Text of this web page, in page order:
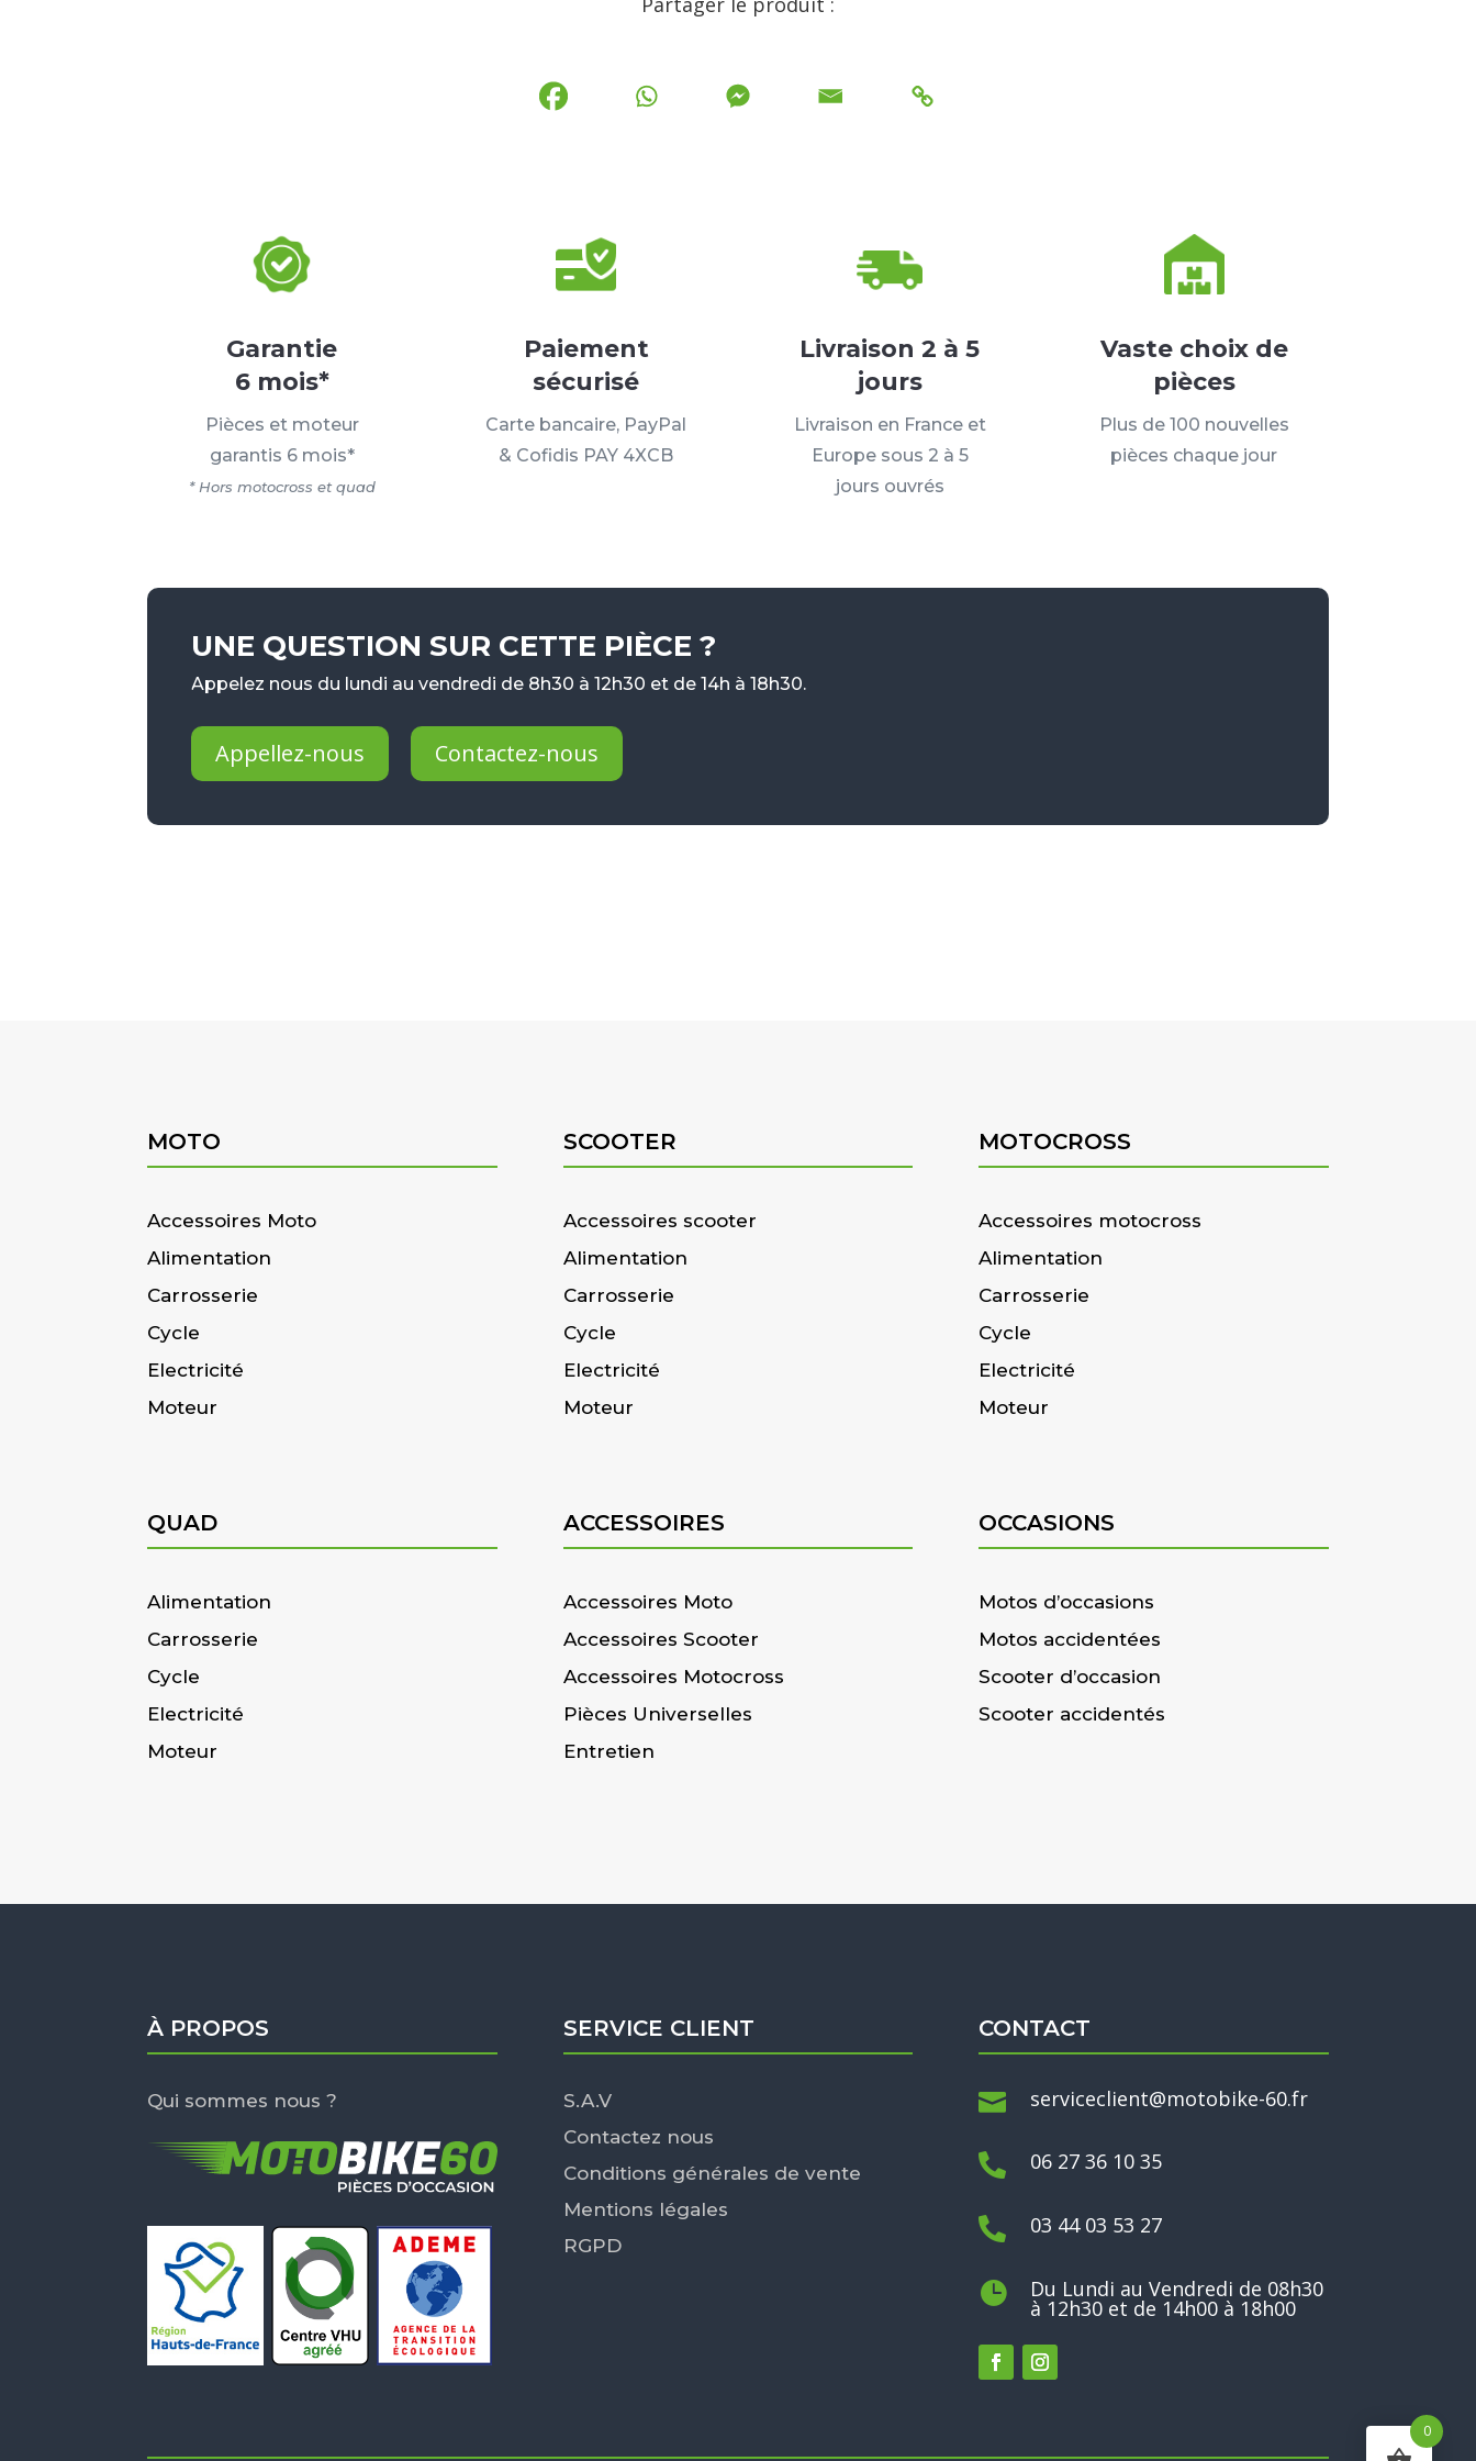
Garantie
6 mois*
Pièces et moteur
garantis 6 mois*
* Hors motocross et quad
Paiement
sécurisé
Carte bancaire, PayPal
& Cofidis PAY 4XCB
Livraison 2 à 5
jours
Livraison en France et
Europe sous 2 à 5
jours ouvrés
Vaste choix de
pièces
Plus de 100 nouvelles
pièces chaque jour
UNE QUESTION SUR CETTE PIÈCE ?
Appelez nous du lundi au vendredi de 8h30 à 12h30 et de 14h à 18h30.
Appellez-nous Contactez-nous
MOTO
Accessoires Moto
Alimentation
Carrosserie
Cycle
Electricité
Moteur
SCOOTER
Accessoires scooter
Alimentation
Carrosserie
Cycle
Electricité
Moteur
MOTOCROSS
Accessoires motocross
Alimentation
Carrosserie
Cycle
Electricité
Moteur
QUAD
Alimentation
Carrosserie
Cycle
Electricité
Moteur
ACCESSOIRES
Accessoires Moto
Accessoires Scooter
Accessoires Motocross
Pièces Universelles
Entretien
OCCASIONS
Motos d’occasions
Motos accidentées
Scooter d’occasion
Scooter accidentés
À PROPOS
Qui sommes nous ?
SERVICE CLIENT
S.A.V
Contactez nous
Conditions générales de vente
Mentions légales
RGPD
CONTACT
 serviceclient@motobike-60.fr
 06 27 36 10 35
 03 44 03 53 27
 Du Lundi au Vendredi de 08h30
à 12h30 et de 14h00 à 18h00
0